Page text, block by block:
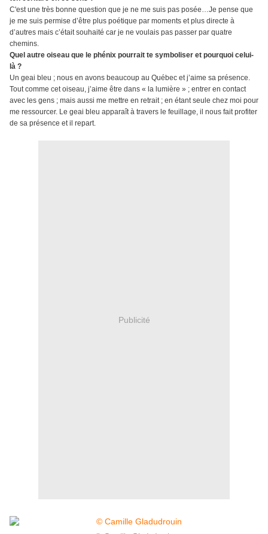
C'est une très bonne question que je ne me suis pas posée…Je pense que
je me suis permise d’être plus poétique par moments et plus directe à
d’autres mais c’était souhaité car je ne voulais pas passer par quatre
chemins.
Quel autre oiseau que le phénix pourrait te symboliser et pourquoi celui-
là ?
Un geai bleu ; nous en avons beaucoup au Québec et j’aime sa présence.
Tout comme cet oiseau, j’aime être dans « la lumière » ; entrer en contact
avec les gens ; mais aussi me mettre en retrait ; en étant seule chez moi pour
me ressourcer. Le geai bleu apparaît à travers le feuillage, il nous fait profiter
de sa présence et il repart.
Publicité